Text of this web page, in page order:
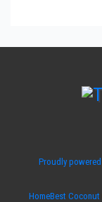
Proudly
HomeBest Coconut